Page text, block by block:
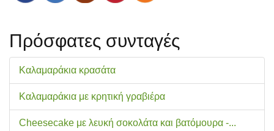
Πρόσφατες συνταγές
Καλαμαράκια κρασάτα
Καλαμαράκια με κρητική γραβιέρα
Cheesecake με λευκή σοκολάτα και βατόμουρα -...